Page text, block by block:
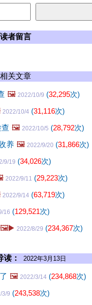
读者留言
相关文章
🖼️ 2022/10/9 (32,295次)
2022/10/4 (31,116次)
🖼️ 2022/10/5 (28,792次)
养 🖼️ 2022/9/20 (31,866次)
9/19 (34,026次)
2022/9/11 (29,223次)
2022/9/14 (63,719次)
16 (129,521次)
🖼️▶️ 2022/8/29 (234,367次)
读： 2022年3月13日
🖼️ 2022/3/14 (234,868次)
3/9 (243,538次)